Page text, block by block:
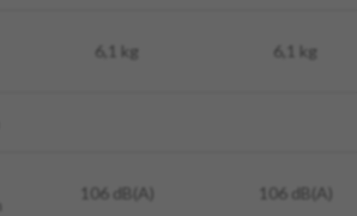
6,1 kg 6,1 kg
106 dB(A) 106 dB(A)